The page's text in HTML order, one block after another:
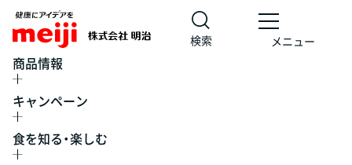
検索 メニュー
商品情報
キャンペーン
食を知る・楽しむ